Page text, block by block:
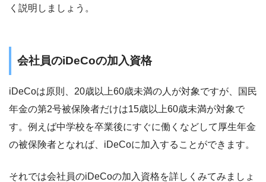
く説明しましょう。
会社員のiDeCoの加入資格
iDeCoは原則、20歳以上60歳未満の人が対象ですが、国民
年金の第2号被保険者だけは15歳以上60歳未満が対象で
す。例えば中学校を卒業後にすぐに働くなどして厚生年金
の被保険者となれば、iDeCoに加入することができます。
それでは会社員のiDeCoの加入資格を詳しくみてみましょ